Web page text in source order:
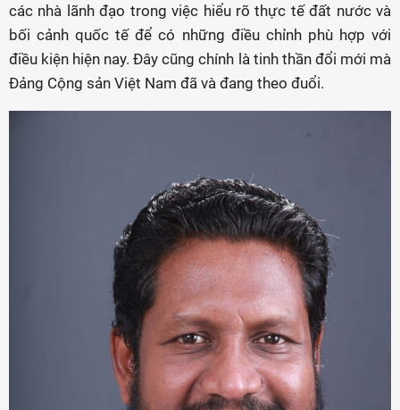
các nhà lãnh đạo trong việc hiểu rõ thực tế đất nước và
bối cảnh quốc tế để có những điều chỉnh phù hợp với
điều kiện hiện nay. Đây cũng chính là tinh thần đổi mới mà
Đảng Cộng sản Việt Nam đã và đang theo đuổi.